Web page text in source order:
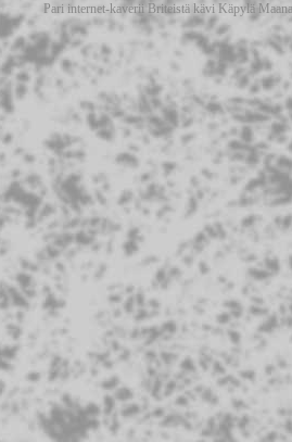
Pari internet-kaverii Briteistä kävi Käpylä